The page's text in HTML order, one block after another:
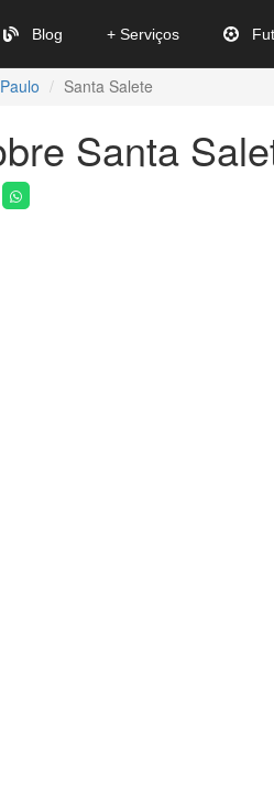
Blog + Serviços
Santa Salete
Santa